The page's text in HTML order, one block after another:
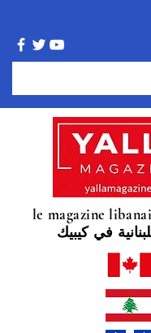
le magazine
في كيبيك